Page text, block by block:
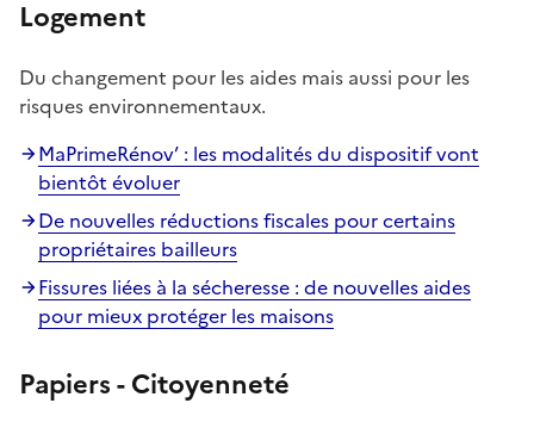
Logement
Du changement pour les aides mais aussi pour les
risques environnementaux.
MaPrimeRénov’ : les modalités du dispositif vont
bientôt évoluer
De nouvelles réductions fiscales pour certains
propriétaires bailleurs
Fissures liées à la sécheresse : de nouvelles aides
pour mieux protéger les maisons
Papiers - Citoyenneté